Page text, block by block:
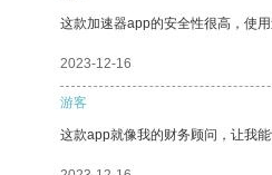
这款加速器app的安全性很高，使
2023-12-16
游客
这款app就像我的财务顾问，让我能